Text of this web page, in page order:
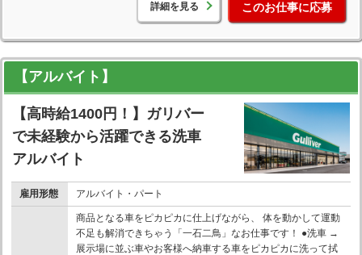
詳細を見る このお仕事に応募
【アルバイト】
【高時給1400円！】ガリバー
で未経験から活躍できる洗車
アルバイト
雇用形態 アルバイト・パート
商品となる車をピカピカに仕上げながら、 体を動かして運動
不足も解消できちゃう「一石二鳥」なお仕事です！ ●洗車 →
展示場に並ぶ車やお客様へ納車する車をピカピカに洗って拭